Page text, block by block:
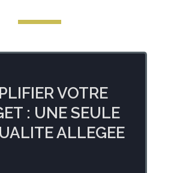
VOTRE
: UNE SEULE
ALLEGEE